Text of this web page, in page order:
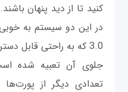
کنید تا از دید پنهان
3.0 که به راحتی
جلوی آن تعبیه شده
تعدادی دیگر از